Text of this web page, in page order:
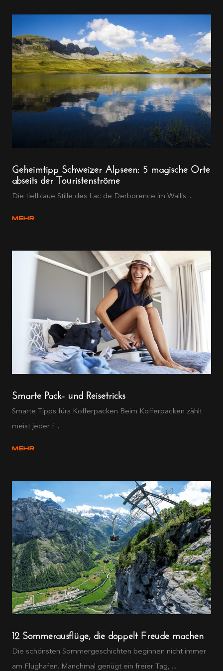
Geheimtipp Schweizer Alpseen: 5 magische Orte
abseits der Touristenströme
Die tiefblaue Stille des Lac de Derborence im Wallis ...
MEHR
Smarte Pack- und Reisetricks
Smarte Tipps fürs Kofferpacken Beim Kofferpacken zählt
meist jeder f ...
MEHR
12 Sommerausflüge, die doppelt Freude machen
Die schönsten Sommergeschichten beginnen nicht immer
am Flughafen. Manchmal genügt ein freier Tag, ...